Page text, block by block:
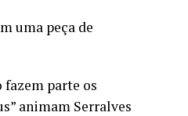
uma peça de
fazem parte os
animam Serralves